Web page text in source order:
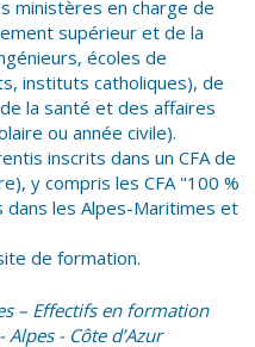
ministères en charge de
supérieur et de la
écoles de
instituts catholiques), de
la santé et des affaires
ou année civile).
inscrits dans un CFA de
y compris les CFA "100 %
dans les Alpes-Maritimes et
de formation.
– Effectifs en formation
- Côte d’Azur